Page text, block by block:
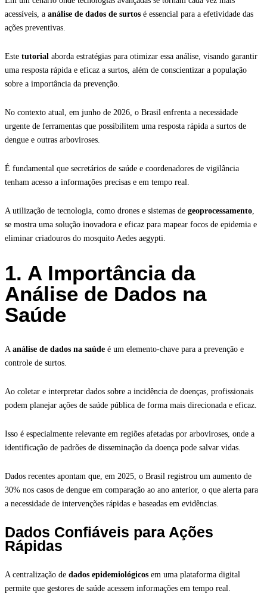
acessíveis, a análise de dados de surtos é essencial para a efetividade das
ações preventivas.
Este tutorial aborda estratégias para otimizar essa análise, visando garantir
uma resposta rápida e eficaz a surtos, além de conscientizar a população
sobre a importância da prevenção.
No contexto atual, em junho de 2026, o Brasil enfrenta a necessidade
urgente de ferramentas que possibilitem uma resposta rápida a surtos de
dengue e outras arboviroses.
É fundamental que secretários de saúde e coordenadores de vigilância
tenham acesso a informações precisas e em tempo real.
A utilização de tecnologia, como drones e sistemas de geoprocessamento,
se mostra uma solução inovadora e eficaz para mapear focos de epidemia e
eliminar criadouros do mosquito Aedes aegypti.
1. A Importância da
Análise de Dados na
Saúde
A análise de dados na saúde é um elemento-chave para a prevenção e
controle de surtos.
Ao coletar e interpretar dados sobre a incidência de doenças, profissionais
podem planejar ações de saúde pública de forma mais direcionada e eficaz.
Isso é especialmente relevante em regiões afetadas por arboviroses, onde a
identificação de padrões de disseminação da doença pode salvar vidas.
Dados recentes apontam que, em 2025, o Brasil registrou um aumento de
30% nos casos de dengue em comparação ao ano anterior, o que alerta para
a necessidade de intervenções rápidas e baseadas em evidências.
Dados Confiáveis para Ações
Rápidas
A centralização de dados epidemiológicos em uma plataforma digital
permite que gestores de saúde acessem informações em tempo real.